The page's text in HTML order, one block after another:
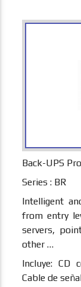
Back-UPS
Series : BR
Intelligent
from entry
servers,
other …
Incluye: CD
Cable de